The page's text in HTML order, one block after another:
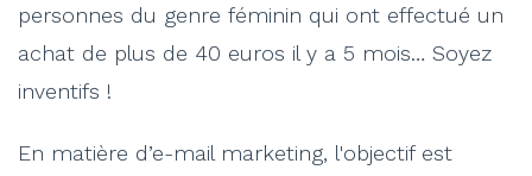
personnes du genre féminin qui ont effectué un
achat de plus de 40 euros il y a 5 mois… Soyez
inventifs !
En matière d’e-mail marketing, l'objectif est